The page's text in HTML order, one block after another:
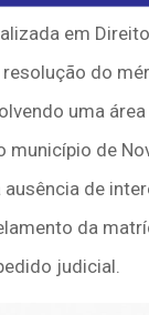
em
do
uma
município de
de
da
judicial.